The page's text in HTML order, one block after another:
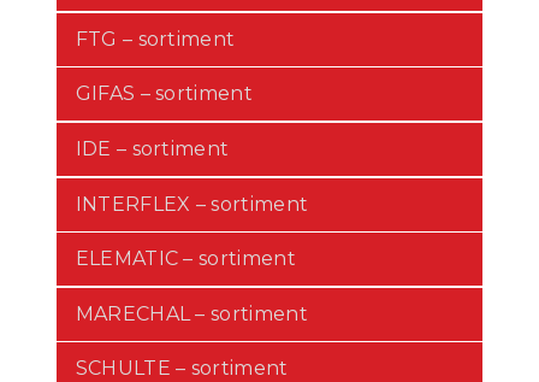
FTG – sortiment
GIFAS – sortiment
IDE – sortiment
INTERFLEX – sortiment
ELEMATIC – sortiment
MARECHAL – sortiment
SCHULTE – sortiment